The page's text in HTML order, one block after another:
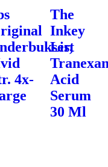
4x-
The
Inkey
List
Acid
Serum
30 Ml